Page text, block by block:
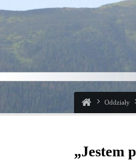
Oddziały
„Jestem